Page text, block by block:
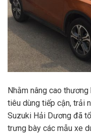
Nhằm nâng cao
tiêu dùng tiếp cận, trải
Suzuki Hải Dương đã
trưng bày các mẫu xe